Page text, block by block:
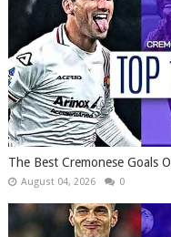
The Best Cremonese Goals
August 04, 2026 0